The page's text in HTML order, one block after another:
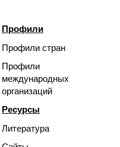
Профили
Профили стран
Профили
международных
организаций
Ресурсы
Литература